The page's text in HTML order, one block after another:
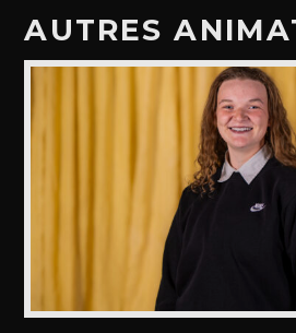
AUTRES